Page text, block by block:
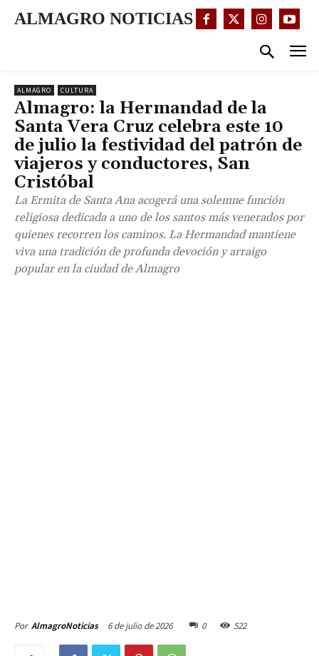
ALMAGRO NOTICIAS
ALMAGRO CULTURA
Almagro: la Hermandad de la
Santa Vera Cruz celebra este 10
de julio la festividad del patrón de
viajeros y conductores, San
Cristóbal
La Ermita de Santa Ana acogerá una solemne función
religiosa dedicada a uno de los santos más venerados por
quienes recorren los caminos. La Hermandad mantiene
viva una tradición de profunda devoción y arraigo
popular en la ciudad de Almagro
Por AlmagroNoticias 6 de julio de 2026 0 522